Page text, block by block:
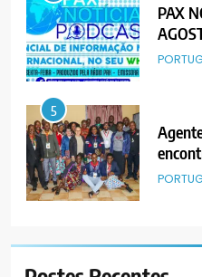
6
“Um
Cristo